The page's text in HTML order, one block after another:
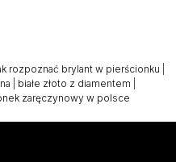
rozpoznać brylant w pierścionku
białe złoto z diamentem
zaręczynowy w polsce